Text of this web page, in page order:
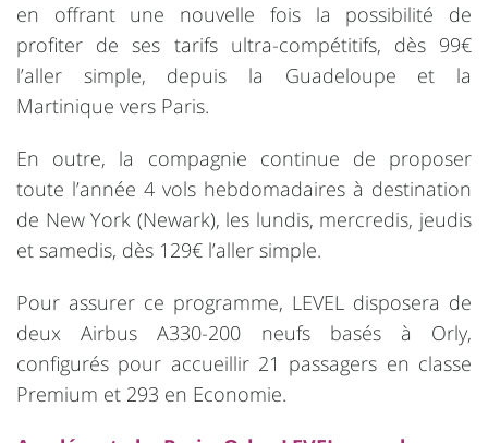
en offrant une nouvelle fois la possibilité de
profiter de ses tarifs ultra-compétitifs, dès 99€
l’aller simple, depuis la Guadeloupe et la
Martinique vers Paris.
En outre, la compagnie continue de proposer
toute l’année 4 vols hebdomadaires à destination
de New York (Newark), les lundis, mercredis, jeudis
et samedis, dès 129€ l’aller simple.
Pour assurer ce programme, LEVEL disposera de
deux Airbus A330-200 neufs basés à Orly,
configurés pour accueillir 21 passagers en classe
Premium et 293 en Economie.